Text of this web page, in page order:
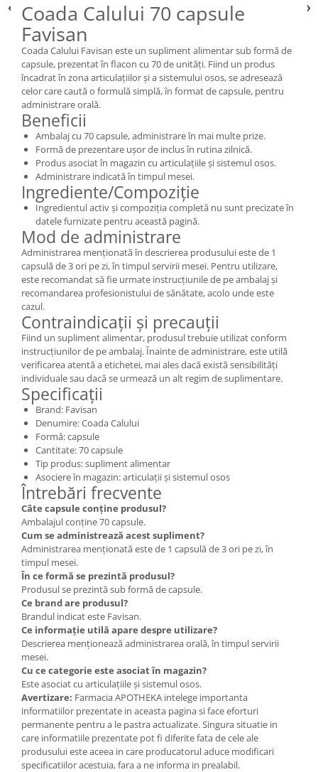
Coada Calului 70 capsule
Favisan
Coada Calului Favisan este un supliment alimentar sub formă de
capsule, prezentat în flacon cu 70 de unități. Fiind un produs
încadrat în zona articulațiilor și a sistemului osos, se adresează
celor care caută o formulă simplă, în format de capsule, pentru
administrare orală.
Beneficii
Ambalaj cu 70 capsule, administrare în mai multe prize.
Formă de prezentare ușor de inclus în rutina zilnică.
Produs asociat în magazin cu articulațiile și sistemul osos.
Administrare indicată în timpul mesei.
Ingrediente/Compoziție
Ingredientul activ și compoziția completă nu sunt precizate în
datele furnizate pentru această pagină.
Mod de administrare
Administrarea menționată în descrierea produsului este de 1
capsulă de 3 ori pe zi, în timpul servirii mesei. Pentru utilizare,
este recomandat să fie urmate instrucțiunile de pe ambalaj și
recomandarea profesionistului de sănătate, acolo unde este
cazul.
Contraindicații și precauții
Fiind un supliment alimentar, produsul trebuie utilizat conform
instrucțiunilor de pe ambalaj. Înainte de administrare, este utilă
verificarea atentă a etichetei, mai ales dacă există sensibilități
individuale sau dacă se urmează un alt regim de suplimentare.
Specificații
Brand: Favisan
Denumire: Coada Calului
Formă: capsule
Cantitate: 70 capsule
Tip produs: supliment alimentar
Asociere în magazin: articulații și sistemul osos
Întrebări frecvente
Câte capsule conține produsul?
Ambalajul conține 70 capsule.
Cum se administrează acest supliment?
Administrarea menționată este de 1 capsulă de 3 ori pe zi, în
timpul mesei.
În ce formă se prezintă produsul?
Produsul se prezintă sub formă de capsule.
Ce brand are produsul?
Brandul indicat este Favisan.
Ce informație utilă apare despre utilizare?
Descrierea menționează administrarea orală, în timpul servirii
mesei.
Cu ce categorie este asociat în magazin?
Este asociat cu articulațiile și sistemul osos.
Avertizare: Farmacia APOTHEKA intelege importanta
informatiilor prezentate in aceasta pagina si face eforturi
permanente pentru a le pastra actualizate. Singura situatie in
care informatiile prezentate pot fi diferite fata de cele ale
produsului este aceea in care producatorul aduce modificari
specificatiilor acestuia, fara a ne informa in prealabil.